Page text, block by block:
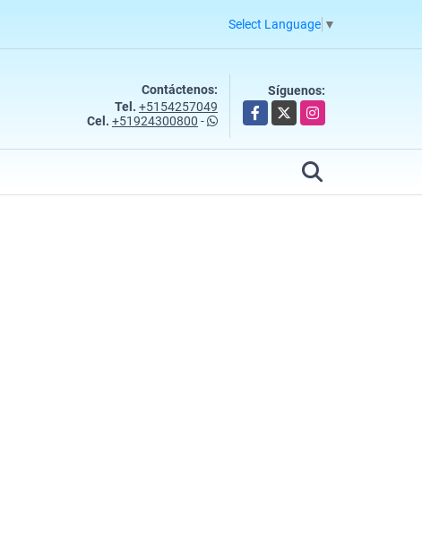
Select Language ▼
Contáctenos:
Tel. +5154257049
Cel. +51924300800 -
Síguenos:
Facebook
X Instagram